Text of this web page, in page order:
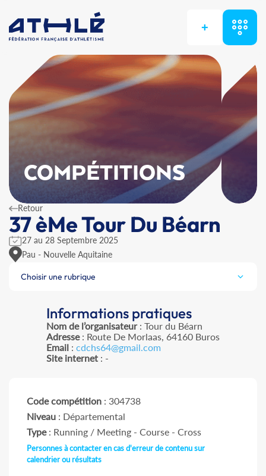
+
COMPÉTITIONS
Retour
37 èMe Tour Du Béarn
27 au 28 Septembre 2025
Pau - Nouvelle Aquitaine
Choisir une rubrique
Informations pratiques
Nom de l’organisateur: Tour du Béarn
Adresse: Route De Morlaas, 64160 Buros
Email : cdchs64@gmail.com
Site internet : -
Code compétition : 304738
Niveau : Départemental
Type: Running / Meeting - Course - Cross
Personnes à contacter en cas d'erreur de contenu sur
calendrier ou résultats